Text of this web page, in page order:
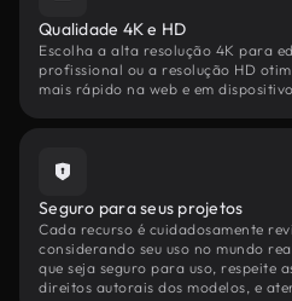
Qualidade 4K e HD
Escolha a alta resolução 4K para
profissional ou a resolução HD
mais rápido na web e em
Seguro para seus projetos
Cada recurso é cuidadosamente
considerando seu uso no mundo
que seja seguro para uso, respeite
direitos autorais dos modelos, e